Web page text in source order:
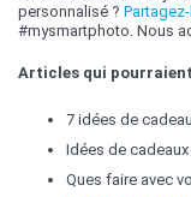
personnalisé ?
#mysmartphoto. Nous
Articles qui
7 idées de
Idées de
Ques faire avec